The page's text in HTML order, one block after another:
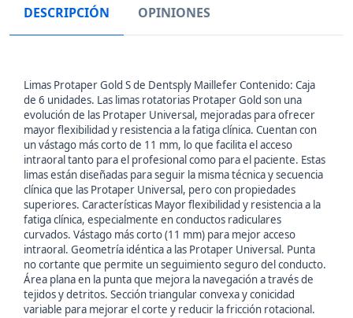
DESCRIPCIÓN OPINIONES
Limas Protaper Gold S de Dentsply Maillefer Contenido: Caja
de 6 unidades. Las limas rotatorias Protaper Gold son una
evolución de las Protaper Universal, mejoradas para ofrecer
mayor flexibilidad y resistencia a la fatiga clínica. Cuentan con
un vástago más corto de 11 mm, lo que facilita el acceso
intraoral tanto para el profesional como para el paciente. Estas
limas están diseñadas para seguir la misma técnica y secuencia
clínica que las Protaper Universal, pero con propiedades
superiores. Características Mayor flexibilidad y resistencia a la
fatiga clínica, especialmente en conductos radiculares
curvados. Vástago más corto (11 mm) para mejor acceso
intraoral. Geometría idéntica a las Protaper Universal. Punta
no cortante que permite un seguimiento seguro del conducto.
Área plana en la punta que mejora la navegación a través de
tejidos y detritos. Sección triangular convexa y conicidad
variable para mejorar el corte y reducir la fricción rotacional.